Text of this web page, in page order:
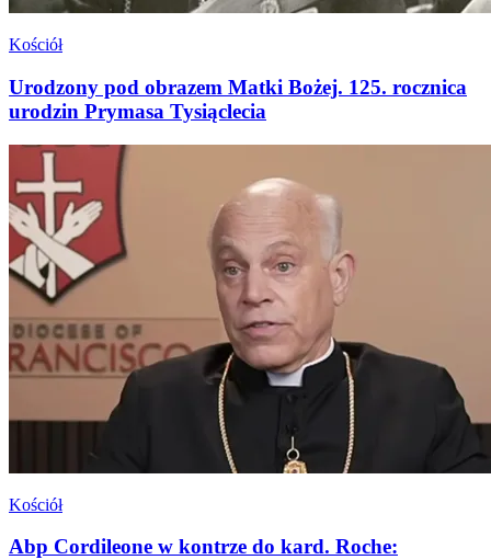
Kościół
Urodzony pod obrazem Matki Bożej. 125. rocznica
urodzin Prymasa Tysiąclecia
Kościół
Abp Cordileone w kontrze do kard. Roche: